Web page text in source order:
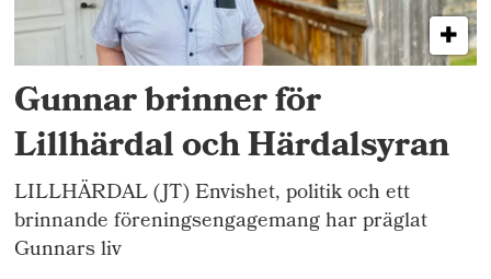
Gunnar brinner för
Lillhärdal och Härdalsyran
LILLHÄRDAL (JT) Envishet, politik och ett
brinnande föreningsengagemang har präglat
Gunnars liv